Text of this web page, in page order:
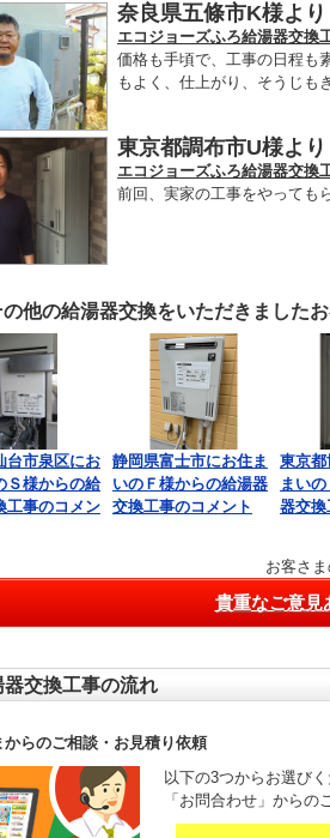
奈良県五條市K様より
エコジョーズふろ給湯器交換
価格も手頃で、工事の日程も
もよく、仕上がり、そうじも
東京都調布市U様より
エコジョーズふろ給湯器交換
前回、実家の工事をやっても
の他の給湯器交換をいただきました
台市泉区にお
Ｓ様からの給
工事のコメン
静岡県富士市にお住ま
いのＦ様からの給湯器
交換工事のコメント
東京都
まい
器交換
お客さ
貴重なご意見
器交換工事の流れ
からのご相談・お見積り依頼
以下の3つからお選び
「お問合わせ」からの